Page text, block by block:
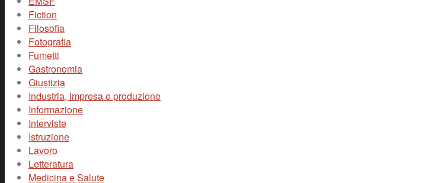
Fiction
Filosofia
Fotografia
Fumetti
Gastronomia
Giustizia
Industria, impresa e produzione
Informazione
Interviste
Istruzione
Lavoro
Letteratura
Medicina e Salute